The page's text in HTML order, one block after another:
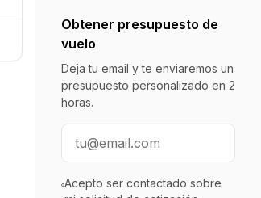
Obtener presupuesto de
vuelo
Deja tu email y te enviaremos un
presupuesto personalizado en 2
horas.
Correo electrónico
Acepto ser contactado sobre